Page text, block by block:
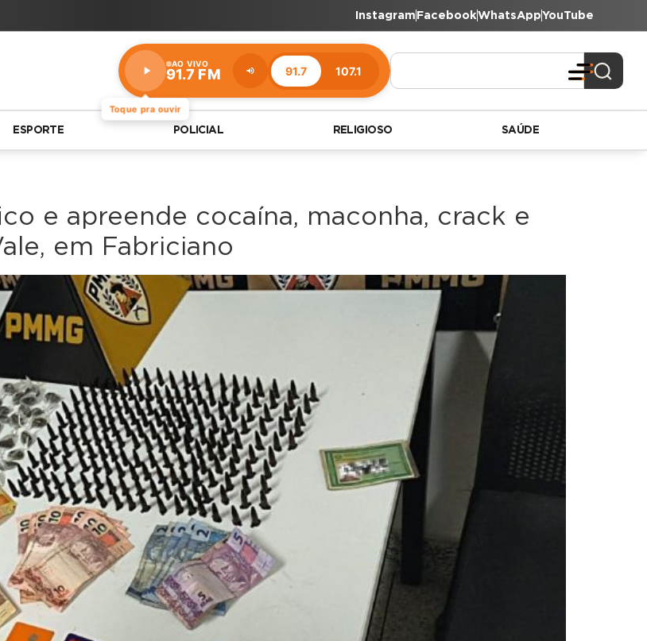
Instagram FacebookWhatsAppYouTube
Toque pra ouvir
AO VIVO
91.7 FM 91.7 107.1
Estação:
91.7
FM
ESPORTE POLICIAL RELIGIOSO SAÚDE
e apreende cocaína, maconha, crack e
em Fabriciano